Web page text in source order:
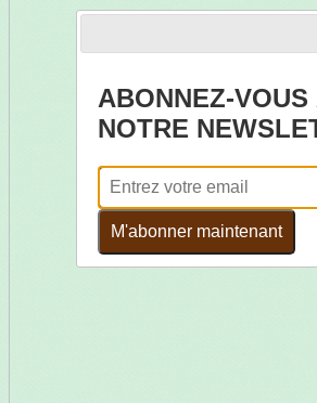
ABONNEZ-VOUS
NOTRE
M'abonner maintenant